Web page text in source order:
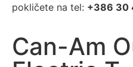
pokličete na tel: +386 30
Can-Am